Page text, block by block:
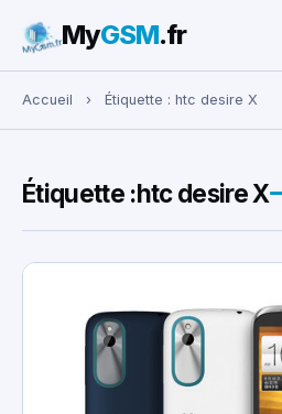
Rechercher :
MyGSM.fr
Accueil › Étiquette : htc desire X
Étiquette :htc desire X